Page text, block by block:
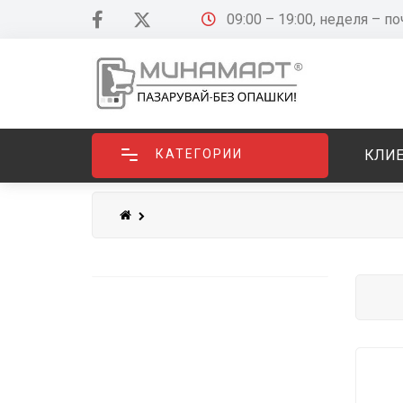
09:00 – 19:00, неделя –
КАТЕГОРИИ